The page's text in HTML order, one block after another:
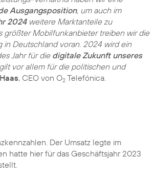
Ausgangsposition, um auch im
2024weitere Marktanteile zu
größter Mobilfunkanbieter treiben wir die
in Deutschland voran. 2024 wird ein
Jahr für diedigitale Zukunft unseres
vor allem für die politischen und
, CEO von O2 Telefónica.
Der Umsatz legte im
hatte hier für das Geschäftsjahr 2023